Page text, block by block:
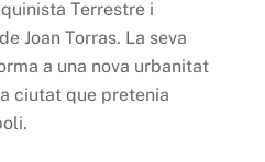
Terrestre i
Joan Torras. La seva
a una nova urbanitat
ciutat que pretenia